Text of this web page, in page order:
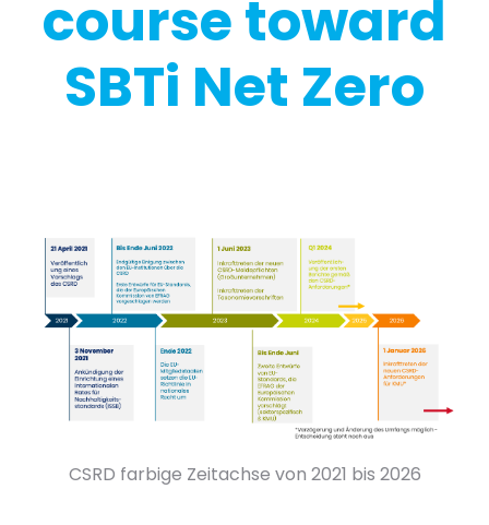
course toward
SBTi Net Zero
CSRD farbige Zeitachse von 2021 bis 2026